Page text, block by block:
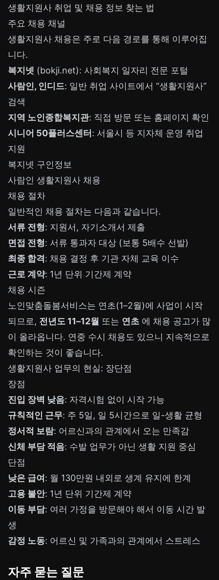
생활지원사 취업 및 채용 정보 찾는 법
주요 채용 채널
생활지원사 채용은 주로 다음 경로를 통해 이루어집
니다.
복지넷 (bokji.net): 사회복지 일자리 전문 포털
사람인, 인디드: 일반 취업 사이트에서 “생활지원사”
검색
지역 노인종합복지관: 직접 방문 또는 홈페이지 확인
시니어 50플러스센터 : 서울시 등 지자체 운영 취업
지원
복지넷 구인정보
사람인 생활지원사 채용
채용 절차
일반적인 채용 절차는 다음과 같습니다.
서류 전형: 지원서, 자기소개서 제출
면접 전형: 서류 통과자 대상 (보통 5배수 선발)
최종 합격 : 채용 결정 후 기관 자체 교육 이수
근로 계약: 1년 단위 기간제 계약
채용 시즌
노인맞춤돌봄서비스는 연초(1–2월)에 사업이 시작
되므로, 전년도 11–12월 또는 연초 에 채용 공고가 많
이 올라옵니다. 연중 수시 채용도 있으니 지속적으로
확인하는 것이 좋습니다.
생활지원사 업무의 현실: 장단점
장점
진입 장벽 낮음: 자격시험 없이 시작 가능
규칙적인 근무: 주 5일, 일 5시간으로 일-생활 균형
정서적 보람: 어르신과의 관계에서 오는 만족감
신체 부담 적음: 수발 업무가 아닌 생활 지원 중심
단점
낮은 급여 : 월 130만원 내외로 생계 유지에 한계
고용 불안: 1년 단위 기간제 계약
이동 부담: 여러 가정을 방문해야 해서 이동 시간 발
생
감정 노동: 어르신 및 가족과의 관계에서 스트레스
자주 묻는 질문